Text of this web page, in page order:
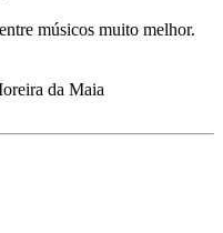
músicos muito melhor.
da Maia